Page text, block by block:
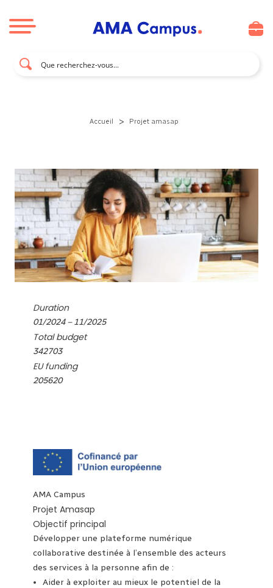
Accueil > Projet amasap
Duration
01/2024 – 11/2025
Total budget
342703
EU funding
205620
AMA Campus
Projet Amasap
Objectif principal
Développer une plateforme numérique
collaborative destinée à l’ensemble des acteurs
des services à la personne afin de :
Aider à exploiter au mieux le potentiel de la